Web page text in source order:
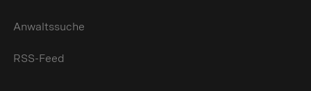
Anwaltssuche
RSS-Feed